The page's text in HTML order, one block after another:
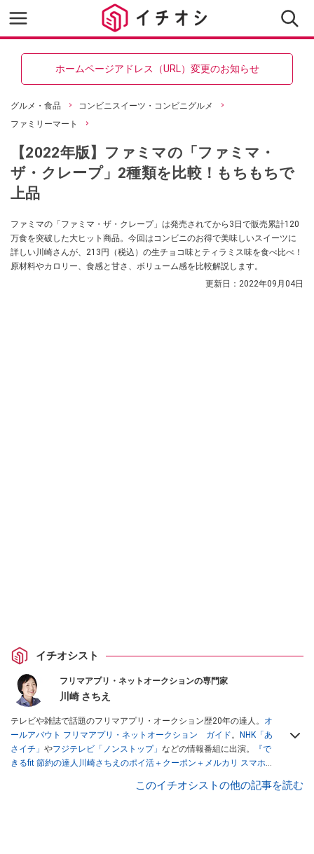
ホームページアドレス（URL）変更のお知らせ
グルメ・食品
コンビニスイーツ・コンビニグルメ
ファミリーマート
【2022年版】ファミマの「ファミマ・
ザ・クレープ」2種類を比較！もちもちで
上品
ファミマの「ファミマ・ザ・クレープ」は発売されてから3日で販売累計120
万食を突破した大ヒット商品。今回はコンビニのお得で美味しいスイーツに
詳しい川崎さんが、213円（税込）の生チョコ味とティラミス味を食べ比べ！
原材料やカロリー、食感と甘さ、ボリューム感を比較解説します。
更新日： 2022年09月04日
イチオシスト
フリマアプリ・ネットオークションの専門家
川崎 さちえ
テレビや雑誌で話題のフリマアプリ・オークション歴20年の達人。 オ
ールアバウト フリマアプリ・ネットオークション ガイド。
NHK「あ
さイチ」 やフジテレビ「ノンストップ」 などの情報番組に出演。
『で
きるfit 節約の達人川崎さちえのポイ活＋クーポン＋メルカリ スマホで
スマホ1つでスキマ時間に効率的に稼ぐ！』（翔泳社刊） ほか著書多
このイチオシストの他の記事を読む